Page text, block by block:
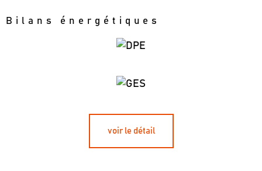
Bilans énergétiques
voir le détail